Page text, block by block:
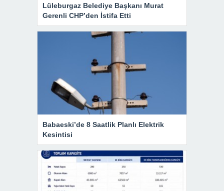
Lüleburgaz Belediye Başkanı Murat
Gerenli CHP’den İstifa Etti
Babaeski’de 8 Saatlik Planlı Elektrik
Kesintisi